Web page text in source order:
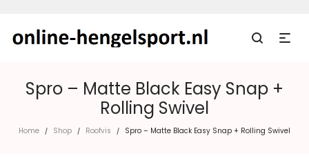
Spro – Matte Black Easy Snap +
Rolling Swivel
Home / Shop / Roofvis / Spro – Matte Black Easy Snap + Rolling Swivel